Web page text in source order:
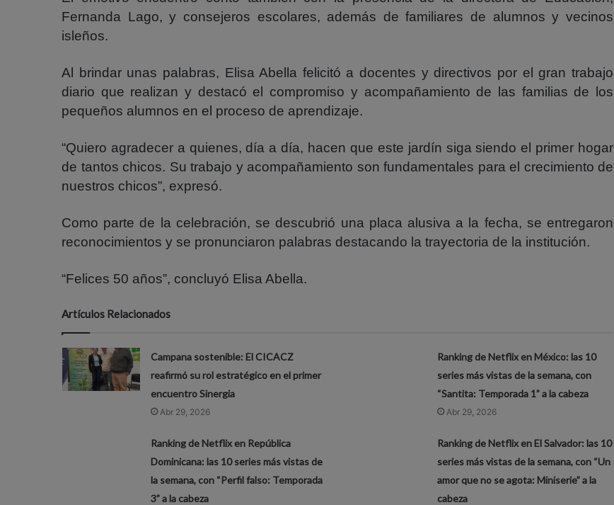
Fernanda Lago, y consejeros escolares, además de familiares de alumnos y vecinos
isleños.
Al brindar unas palabras, Elisa Abella felicitó a docentes y directivos por el gran trabajo
diario que realizan y destacó el compromiso y acompañamiento de las familias de los
pequeños alumnos en el proceso de aprendizaje.
“Quiero agradecer a quienes, día a día, hacen que este jardín siga siendo el primer hogar
de tantos chicos. Su trabajo y acompañamiento son fundamentales para el crecimiento de
nuestros chicos”, expresó.
Como parte de la celebración, se descubrió una placa alusiva a la fecha, se entregaron
reconocimientos y se pronunciaron palabras destacando la trayectoria de la institución.
“Felices 50 años”, concluyó Elisa Abella.
Artículos Relacionados
Campana sostenible: El CICACZ
reafirmó su rol estratégico en el primer
encuentro Sinergia
Abr 29, 2026
Ranking de Netflix en México: las 10
series más vistas de la semana, con
“Santita: Temporada 1” a la cabeza
Abr 29, 2026
Ranking de Netflix en República
Dominicana: las 10 series más vistas de
la semana, con “Perfil falso: Temporada
3” a la cabeza
Ranking de Netflix en El Salvador: las 10
series más vistas de la semana, con “Un
amor que no se agota: Miniserie” a la
cabeza